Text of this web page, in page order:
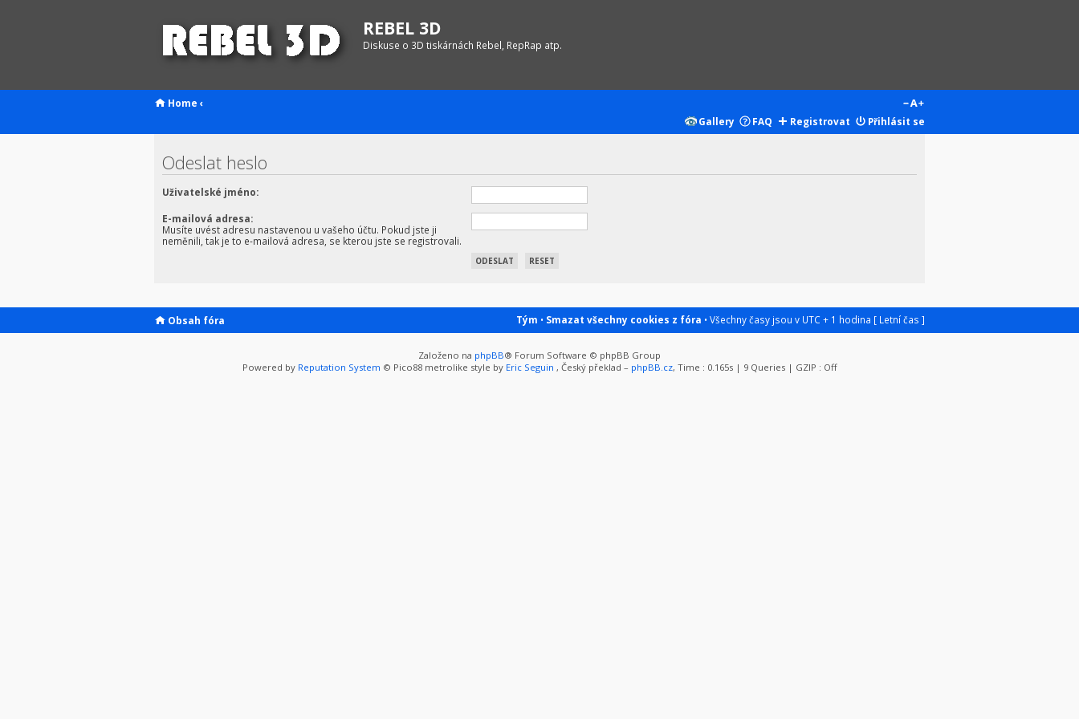
REBEL 3D
Diskuse o 3D tiskárnách Rebel, RepRap atp.
Home ‹
Gallery
FAQ Registrovat Přihlásit se
Odeslat heslo
Uživatelské jméno:
E-mailová adresa:
Musíte uvést adresu nastavenou u vašeho účtu. Pokud jste ji
neměnili, tak je to e-mailová adresa, se kterou jste se registrovali.
Obsah fóra Tým • Smazat všechny cookies z fóra • Všechny časy jsou v UTC + 1 hodina [ Letní čas ]
Založeno na phpBB® Forum Software © phpBB Group
Powered by Reputation System © Pico88 metrolike style by Eric Seguin , Český překlad – phpBB.cz, Time : 0.165s | 9 Queries | GZIP : Off